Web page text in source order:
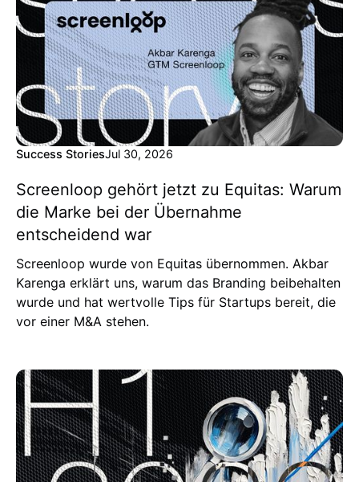
Success StoriesJul 30, 2026
Screenloop gehört jetzt zu Equitas: Warum
die Marke bei der Übernahme
entscheidend war
Screenloop wurde von Equitas übernommen. Akbar
Karenga erklärt uns, warum das Branding beibehalten
wurde und hat wertvolle Tips für Startups bereit, die
vor einer M&A stehen.